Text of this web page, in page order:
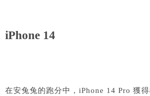
iPhone 14
在安兔兔的跑分中，iPhone 14 Pro 獲